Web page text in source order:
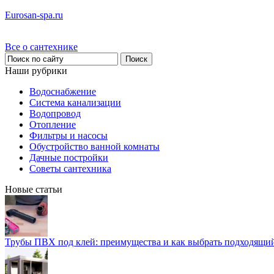
Eurosan-spa.ru
Все о сантехнике
Наши рубрики
Водоснабжение
Система канализации
Водопровод
Отопление
Фильтры и насосы
Обустройство ванной комнаты
Дачные постройки
Советы сантехника
Новые статьи
Трубы ПВХ под клей: преимущества и как выбрать